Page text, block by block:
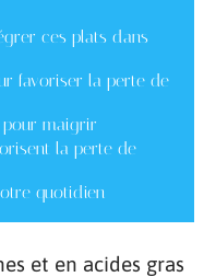
ces plats dans
favoriser la perte de
pour maigrir
la perte de
quotidien
et en acides gras